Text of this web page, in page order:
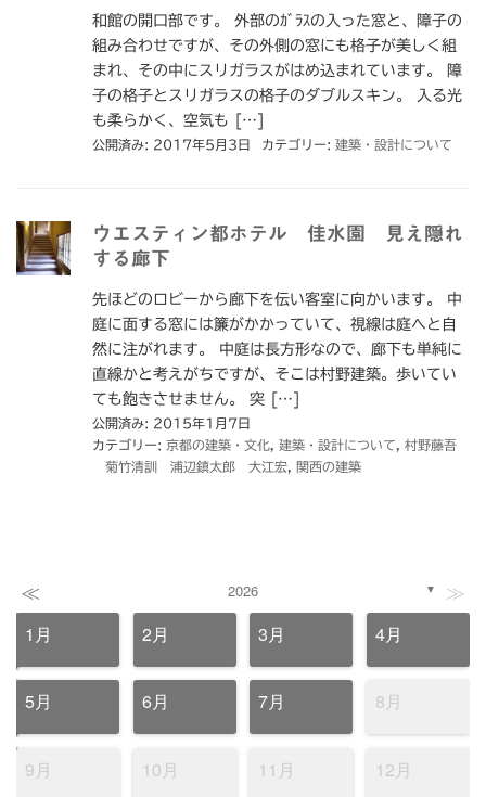
和館の開口部です。 外部のｶﾞﾗｽの入った窓と、障子の
組み合わせですが、その外側の窓にも格子が美しく組
まれ、その中にスリガラスがはめ込まれています。 障
子の格子とスリガラスの格子のダブルスキン。 入る光
も柔らかく、空気も […]
公開済み: 2017年5月3日 カテゴリー: 建築・設計について
ウエスティン都ホテル 佳水園 見え隠れ
する廊下
先ほどのロビーから廊下を伝い客室に向かいます。 中
庭に面する窓には簾がかかっていて、視線は庭へと自
然に注がれます。 中庭は長方形なので、廊下も単純に
直線かと考えがちですが、そこは村野建築。歩いてい
ても飽きさせません。 突 […]
公開済み: 2015年1月7日
カテゴリー: 京都の建築・文化 建築・設計について
村野藤吾
菊竹清訓 浦辺鎮太郎 大江宏
関西の建築
≪ 2026 ▼ ≫
1月 2月 3月 4月
5月 6月 7月 8月
9月 10月 11月 12月